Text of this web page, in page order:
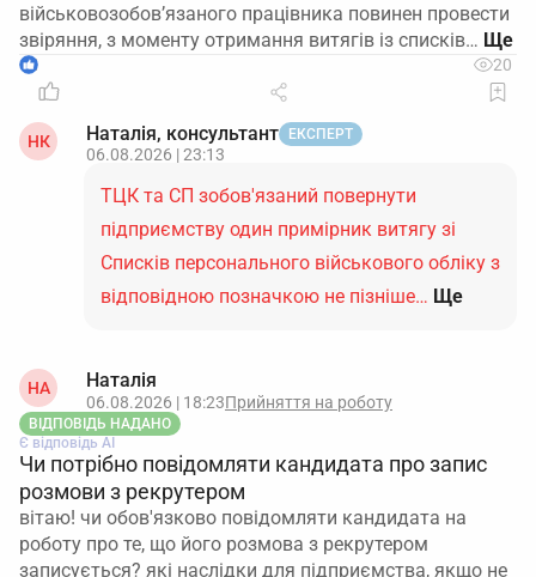
військовозобов’язаного працівника повинен провести
звіряння, з моменту отримання витягів із списків…
1 20
НК Наталія, консультант ЕКСПЕРТ
06.08.2026 | 23:13
ТЦК та СП зобов'язаний повернути
підприємству один примірник витягу зі
Списків персонального військового обліку з
відповідною позначкою не пізніше… Ще
НА Наталія
06.08.2026 | 18:23Прийняття на роботу
ВІДПОВІДЬ НАДАНО
Є відповідь АІ
Чи потрібно повідомляти кандидата про запис
розмови з рекрутером
вітаю! чи обов'язково повідомляти кандидата на
роботу про те, що його розмова з рекрутером
записується? які наслідки для підприємства, якщо не